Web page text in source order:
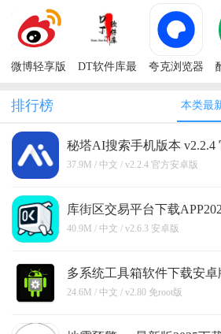
免费安装
2023
App)
安卓最新版
微博轻享版
微博国际版)
DT软件库最
夸克浏览器
正版2025
排行榜 本类最
秘塔AI搜索手机版本 v2.2.4
卓版
37.9M / 中文 / v2.2.4 官方安卓版
库街区交易平台下载
版本 v2.6.3 安卓版
40.9M / 中文 / v2.6.3 安卓版
多系统工具箱软件下载安卓
免root版
24.6M / 中文 / v2.80 免root版